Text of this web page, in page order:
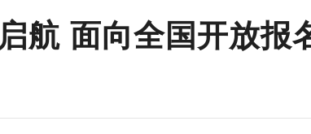
航 面向全国开放